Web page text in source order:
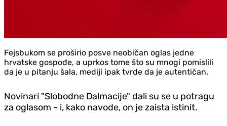
Fejsbukom se proširio posve neobičan oglas jedne
hrvatske gospođe, a uprkos tome što su mnogi pomislili
da je u pitanju šala, mediji ipak tvrde da je autentičan.
Novinari "Slobodne Dalmacije" dali su se u potragu
za oglasom - i, kako navode, on je zaista istinit.